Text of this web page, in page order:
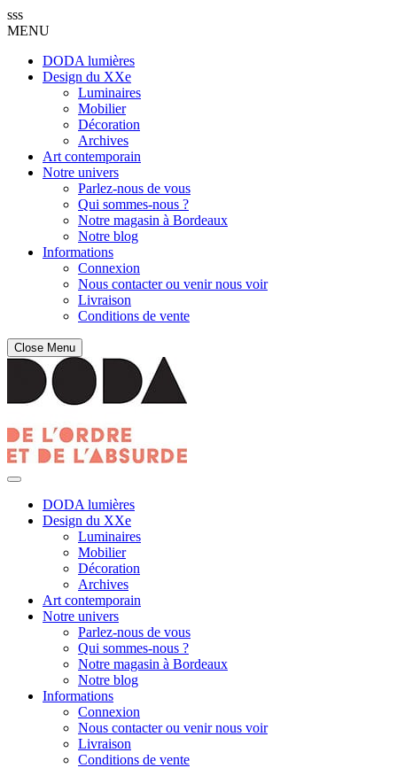
sss
MENU
DODA lumières
Design du XXe
Luminaires
Mobilier
Décoration
Archives
Art contemporain
Notre univers
Parlez-nous de vous
Qui sommes-nous ?
Notre magasin à Bordeaux
Notre blog
Informations
Connexion
Nous contacter ou venir nous voir
Livraison
Conditions de vente
Close Menu
DODA lumières
Design du XXe
Luminaires
Mobilier
Décoration
Archives
Art contemporain
Notre univers
Parlez-nous de vous
Qui sommes-nous ?
Notre magasin à Bordeaux
Notre blog
Informations
Connexion
Nous contacter ou venir nous voir
Livraison
Conditions de vente